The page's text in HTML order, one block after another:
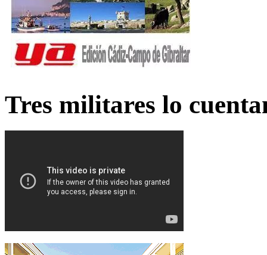
Tres militares lo